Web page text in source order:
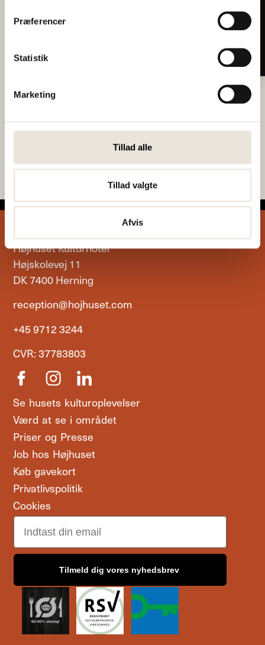
Præferencer
Statistik
Marketing
Tillad alle
Tillad valgte
Afvis
Billetter refunderes ikke, med mindre
Vi gennemfører ved min. 15 tilmeldte.
HVOR GÅR
HEN?
Fællessangsforedrag
Højhuset Kulturhotel
Højskolevej 11
DK 7400 Herning
reception@hojhuset.com
+45 9712 3244
CVR: 37783803
Se husets kulturoplevelser
Værd at se i området
Priser og Presse
Job hos Højhuset
Køb gavekort
Privatlivspolitik
Cookies
Email
Tilmeld dig vores nyhedsbrev